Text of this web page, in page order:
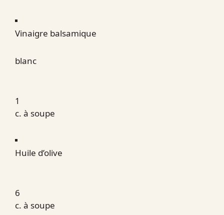
Vinaigre balsamique
blanc
1
c. à soupe
Huile d’olive
6
c. à soupe